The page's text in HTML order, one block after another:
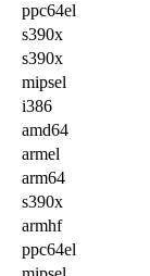
ppc64el
s390x
s390x
mipsel
i386
amd64
armel
arm64
s390x
armhf
ppc64el